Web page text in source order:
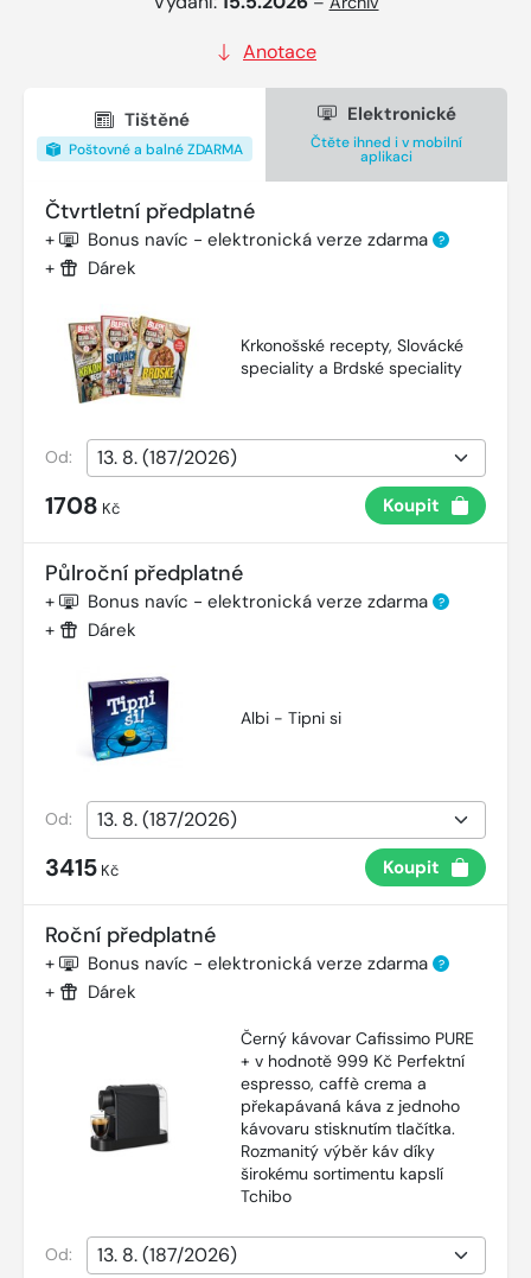
Anotace
Tištěné
Poštovné a balné ZDARMA
Elektronické
Čtěte ihned i v mobilní
aplikaci
Čtvrtletní předplatné
+ Bonus navíc - elektronická verze zdarma ?
+ Dárek
Krkonošské recepty, Slovácké
speciality a Brdské speciality
Od:
1708 Kč Koupit
Půlroční předplatné
+ Bonus navíc - elektronická verze zdarma ?
+ Dárek
Albi - Tipni si
Od:
3415 Kč Koupit
Roční předplatné
+ Bonus navíc - elektronická verze zdarma ?
+ Dárek
Černý kávovar Cafissimo PURE
+ v hodnotě 999 Kč Perfektní
espresso, caffè crema a
překapávaná káva z jednoho
kávovaru stisknutím tlačítka.
Rozmanitý výběr káv díky
širokému sortimentu kapslí
Tchibo
Od: